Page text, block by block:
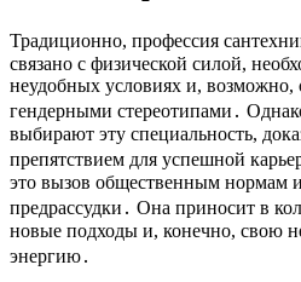
Традиционно, профессия
связано с физической силой,
неудобных условиях и, возможно,
гендерными стереотипами․
выбирают эту специальность,
препятствием для успешной
это вызов общественным нормам
предрассудки․ Она приносит в
новые подходы и, конечно, свою
энергию․